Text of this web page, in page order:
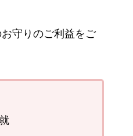
守りのご利益をご